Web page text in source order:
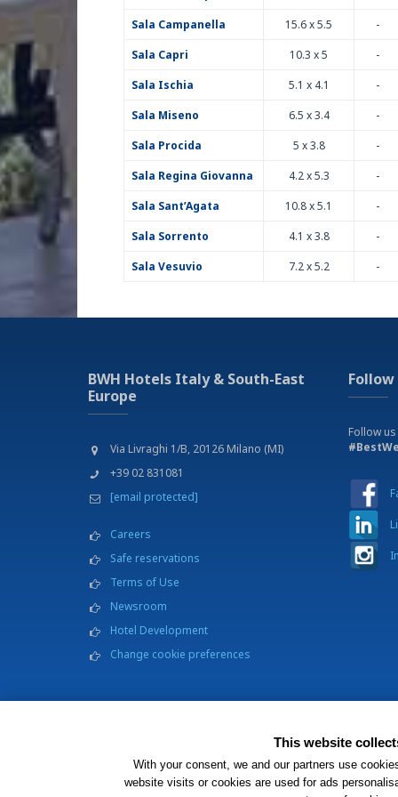
Restaurant
Solarium
Sustainability certification
Swimming Pool Restaurant im Freien,
Turnhalle
Sala Campanella
15.6 x 5.5 -
Sala Capri
10.3 x 5 -
Sala Ischia
5.1 x 4.1 -
Sala Miseno
6.5 x 3.4 -
Sala Procida
5 x 3.8 -
Sala Regina Giovanna
4.2 x 5.3 -
Sala Sant’Agata
10.8 x 5.1 -
Sala Sorrento
4.1 x 3.8 -
Sala Vesuvio
7.2 x 5.2 -
BWH Hotels Italy & South-East
Europe
Via Livraghi 1/B, 20126 Milano (MI)
+39 02 831081
[email protected]
Careers
Safe reservations
Terms of Use
Newsroom
Hotel Development
Change cookie preferences
Follow
Follow
Each
This website
With your consent, we and our partners use
website visits or cookies are used for ads